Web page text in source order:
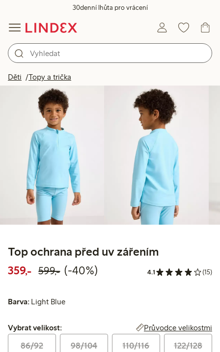
30denní lhůta pro vrácení
Děti Topy a trička
Top ochrana před uv zářením
359,- Snížená cena: 359,00 Kč
599,-Běžná cena: 599,00 Kč
40% sleva
(-40%) 4.1 (15)
Barva: Light Blue
Vybrat velikost:
Vybrat velikost: Průvodce velikostmi
86/92 98/104 110/116 122/128